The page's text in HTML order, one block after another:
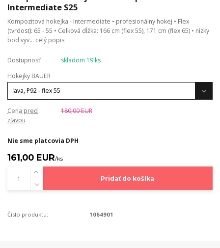
Intermediate S25
Kompozitová hokejka - Intermediate • profesionálny hokej • Flex
(tvrdosť): 65 - 55 • Celková dĺžka: 166 cm (flex 55), 171 cm (flex 65) • nízky
bod vyv... celý popis
Dostupnosť
skladom 19 ks
Hokejky BAUER
Cena pred
zľavou
180,00 EUR
Nie sme platcovia DPH
161,00 EUR/ks
Pridať do košíka
Číslo produktu: 1064901